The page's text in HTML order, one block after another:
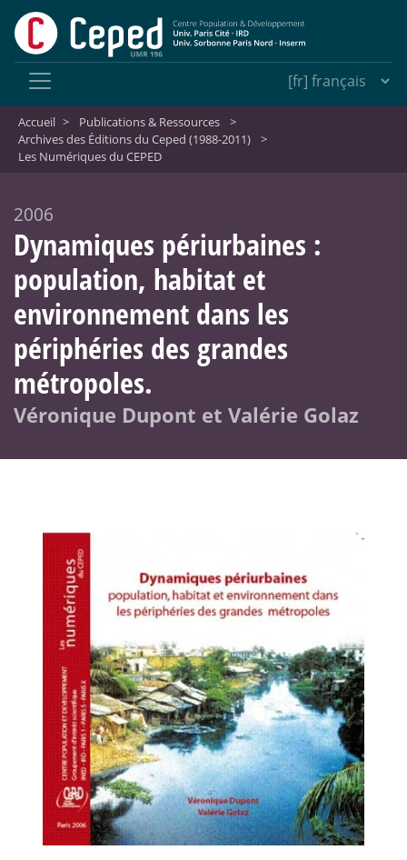
Accueil > Publications & Ressources
>
Archives des Éditions du Ceped (1988-2011)
>
Les Numériques du CEPED
2006
Dynamiques périurbaines :
population, habitat et
environnement dans les
périphéries des grandes
métropoles.
Véronique Dupont et Valérie Golaz